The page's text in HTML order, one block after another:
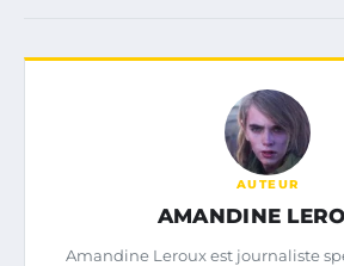
AUTEUR
AMANDINE
Amandine Leroux est journaliste